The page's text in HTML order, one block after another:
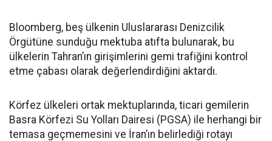
Bloomberg, beş ülkenin Uluslararası Denizcilik
Örgütüne sunduğu mektuba atıfta bulunarak, bu
ülkelerin Tahran’ın girişimlerini gemi trafiğini kontrol
etme çabası olarak değerlendirdiğini aktardı.
Körfez ülkeleri ortak mektuplarında, ticari gemilerin
Basra Körfezi Su Yolları Dairesi (PGSA) ile herhangi bir
temasa geçmemesini ve İran’ın belirlediği rotayı